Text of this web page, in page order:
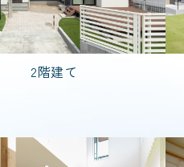
2階建て
4LDK